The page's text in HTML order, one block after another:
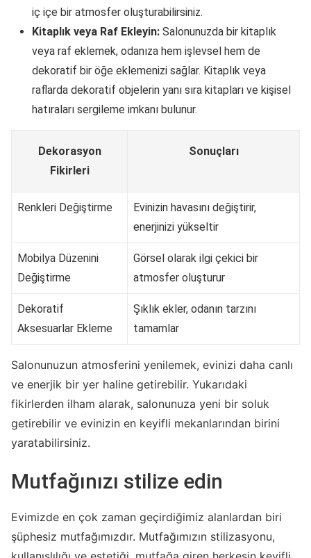
iç içe bir atmosfer oluşturabilirsiniz.
Kitaplık veya Raf Ekleyin: Salonunuzda bir kitaplık
veya raf eklemek, odanıza hem işlevsel hem de
dekoratif bir öğe eklemenizi sağlar. Kitaplık veya
raflarda dekoratif objelerin yanı sıra kitapları ve kişisel
hatıraları sergileme imkanı bulunur.
Dekorasyon
Fikirleri
Sonuçları
Renkleri Değiştirme
Evinizin havasını değiştirir,
enerjinizi yükseltir
Mobilya Düzenini
Değiştirme
Görsel olarak ilgi çekici bir
atmosfer oluşturur
Dekoratif
Aksesuarlar Ekleme
Şıklık ekler, odanın tarzını
tamamlar
Salonunuzun atmosferini yenilemek, evinizi daha canlı
ve enerjik bir yer haline getirebilir. Yukarıdaki
fikirlerden ilham alarak, salonunuza yeni bir soluk
getirebilir ve evinizin en keyifli mekanlarından birini
yaratabilirsiniz.
Mutfağınızı stilize edin
Evimizde en çok zaman geçirdiğimiz alanlardan biri
şüphesiz mutfağımızdır. Mutfağımızın stilizasyonu,